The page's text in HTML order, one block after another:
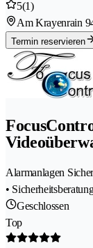
5(1)
Am Krayenrain 9
Termin reservieren
Alarmanlagen
•
Geschlossen
Top